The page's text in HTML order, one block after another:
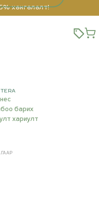
хөнгөлөлт!
барих
хариулт